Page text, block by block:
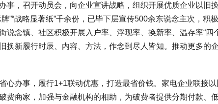
事，召开动员会，向企业宣讲战略，组织开展优质企业以旧
”“战略显著纸”千余份，已毕下层宣传500余东说念主次，
说念镇、社区积极开展入户率、浮现率、换新率、温存率“
换新履行时辰、内容、方法，作念到尽人皆知。推动更多的
办事，履行1+1联动优惠，打造最省价钱。家电企业联接
费商家，加强与金融机构的相助，为破费者提供分期付款、